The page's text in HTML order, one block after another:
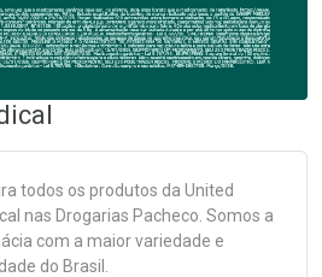
todos os produtos da United
nas Drogarias Pacheco. Somos a
com a maior variedade e
do Brasil.